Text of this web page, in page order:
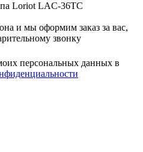
Loriot LAC-36TC
и мы оформим заказ за вас,
звонку
персональных данных в